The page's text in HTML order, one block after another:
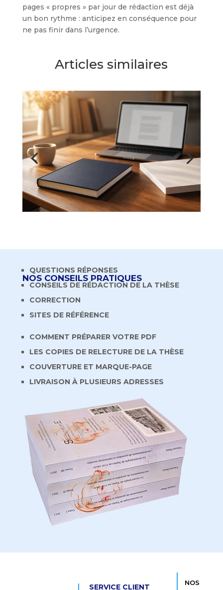
pages « propres » par jour de rédaction est déjà
un bon rythme : anticipez en conséquence pour
ne pas finir dans l’urgence.
Articles similaires
NOS CONSEILS PRATIQUES
QUESTIONS RÉPONSES
CONSEILS DE RÉDACTION DE LA THÈSE
CORRECTION
SITES DE RÉFÉRENCE
COMMENT PRÉPARER VOTRE PDF
LES COPIES DE RELECTURE DE LA THÈSE
COUVERTURE ET MARQUE-PAGE
LIVRAISON À PLUSIEURS ADRESSES
SERVICE CLIENT NOS